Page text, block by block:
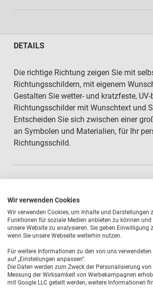
DETAILS
Die richtige Richtung zeigen Sie mit
Richtungsschildern, mit eigenem
Gestalten Sie wetter- und kratzfeste,
Richtungsschilder mit Wunschtext und
Entscheiden Sie sich zwischen einer
an Symbolen und Materialien, für Ihr
Richtungsschild.
Eigene Texthinweise oder Namen
Brillante Druckqualität im Direktdruck
Wetterfest, UV-beständig und kratzfest
Große Materialvielfalt
Wir verwenden Cookies
Wir verwenden Cookies, um Inhalte und Darstellungen
Funktionen für soziale Medien anbieten zu können
unsere Website zu analysieren. Sie geben Einwilligung
wenn Sie unsere Webseite weiterhin nutzen.
Für weitere Informationen zu den von uns
auf „Einstellungen anpassen“.
Die Daten werden zum Zweck der Personalisierung
Messung der Wirksamkeit von Werbekampagnen
mit Google LLC geteilt werden, weitere Informationen